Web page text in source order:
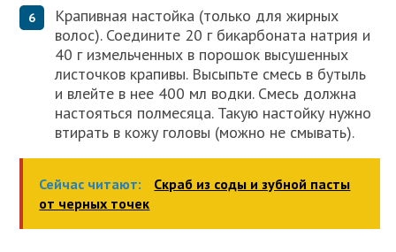
Крапивная настойка (только для жирных
волос). Соедините 20 г бикарбоната натрия и
40 г измельченных в порошок высушенных
листочков крапивы. Высыпьте смесь в бутыль
и влейте в нее 400 мл водки. Смесь должна
настояться полмесяца. Такую настойку нужно
втирать в кожу головы (можно не смывать).
Сейчас читают:
Скраб из соды и зубной пасты
от черных точек